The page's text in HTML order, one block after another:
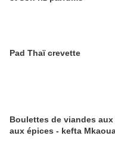
Pad Thaï crevette
Boulettes de viandes
aux épices - kefta